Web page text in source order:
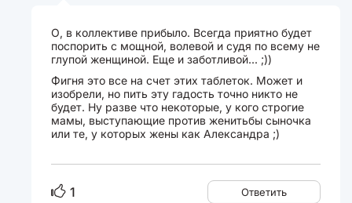
О, в коллективе прибыло. Всегда приятно будет
поспорить с мощной, волевой и судя по всему не
глупой женщиной. Еще и заботливой... ;))
Фигня это все на счет этих таблеток. Может и
изобрели, но пить эту гадость точно никто не
будет. Ну разве что некоторые, у кого строгие
мамы, выступающие против женитьбы сыночка
или те, у которых жены как Александра ;)
1 Ответить